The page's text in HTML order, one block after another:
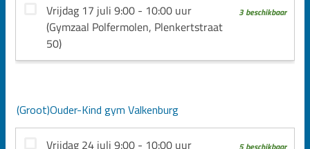
(Groot)Ouder-Kind gym Valkenburg